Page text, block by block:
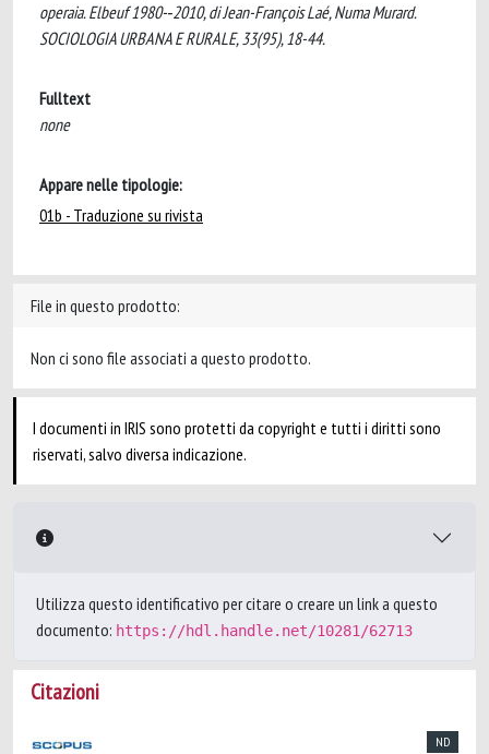
operaia. Elbeuf 1980-­‐2010, di Jean-­François Laé, Numa Murard.
SOCIOLOGIA URBANA E RURALE, 33(95), 18-44.
Fulltext
none
Appare nelle tipologie:
01b - Traduzione su rivista
File in questo prodotto:
Non ci sono file associati a questo prodotto.
I documenti in IRIS sono protetti da copyright e tutti i diritti sono
riservati, salvo diversa indicazione.
Utilizza questo identificativo per citare o creare un link a questo
documento: https://hdl.handle.net/10281/62713
Citazioni
ND